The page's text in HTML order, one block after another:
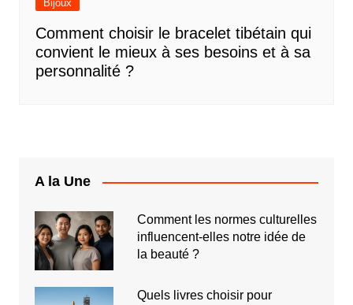
Bijoux
Comment choisir le bracelet tibétain qui
convient le mieux à ses besoins et à sa
personnalité ?
A la Une
Comment les normes culturelles
influencent-elles notre idée de
la beauté ?
Quels livres choisir pour